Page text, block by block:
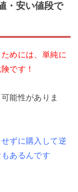
・安い値段で
めには、単純に
です！
能性がありま
ずに購入して逆
あるんです